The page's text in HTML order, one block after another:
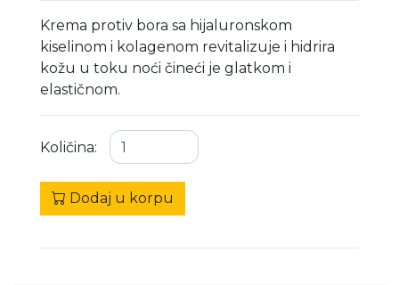
Krema protiv bora sa hijaluronskom
kiselinom i kolagenom revitalizuje i hidrira
kožu u toku noći čineći je glatkom i
elastičnom.
Količina:
Dodaj u korpu